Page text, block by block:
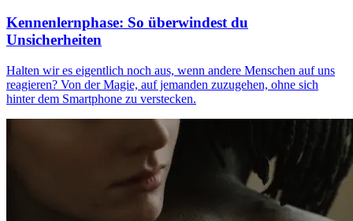
Kennenlernphase: So überwindest du
Unsicherheiten
Halten wir es eigentlich noch aus, wenn andere Menschen auf uns
reagieren? Von der Magie, auf jemanden zuzugehen, ohne sich
hinter dem Smartphone zu verstecken.